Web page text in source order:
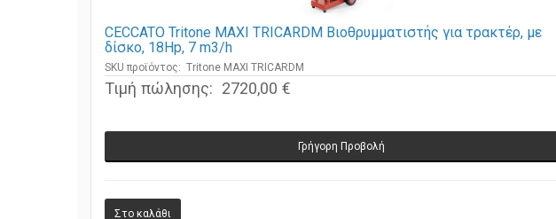
CECCATO Tritone MAXI TRICARDM Βιοθρυμματιστής για τρακτέρ, με
δίσκο, 18Hp, 7 m3/h
SKU προϊόντος: Tritone MAXI TRICARDM
Τιμή πώλησης: 2720,00 €
Γρήγορη Προβολή